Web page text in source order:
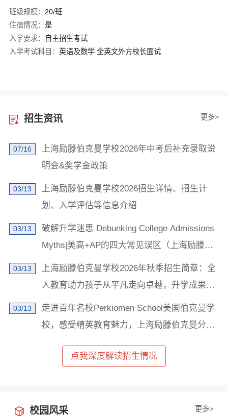
班级规模： 20/班
住宿情况： 是
入学要求：
自主招生考试
入学考试科目： 英语及数学 全英文外方校长面试
招生资讯 更多>
07/16
上海励滕伯克曼学校2026年中考后补充录取说
明会&奖学金政策
03/13
上海励滕伯克曼学校2026招生详情、招生计
划、入学评估等信息介绍
03/13
破解升学迷思 Debunking College Admissions
Myths|美高+AP的四大常见误区（上海励滕伯
克曼学校）
03/13
上海励滕伯克曼学校2026年秋季招生简章：全
人教育助力孩子从平凡走向卓越，升学成果斐
然！
03/13
走进百年名校Perkiomen School美国伯克曼学
校，感受精英教育魅力，上海励滕伯克曼分校
点我深度解读招生情况
校园风采 更多>
×
学校地址发我短信
已阅读并同意《用户隐私政策》
提、研学服务，我们将收集您的上述信息。若您同意且
理解，上述信息将用于本公司为您进行后期回访，从而